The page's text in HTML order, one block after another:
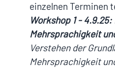
einzelnen Terminen
Workshop 1 -
Mehrsprachigkeit
Verstehen der
Mehrsprachigkeit